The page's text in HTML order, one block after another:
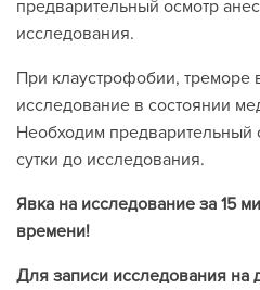
предварительный осмотр
исследования.
При клаустрофобии,
исследование в состоянии
Необходим предварительный
сутки до исследования.
Явка на исследование за 15
времени!
Для записи исследования на